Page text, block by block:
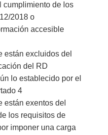
cumplimiento de los
2018 o
accesible
están excluidos del
del RD
lo establecido por el
4
están exentos del
los requisitos de
imponer una carga